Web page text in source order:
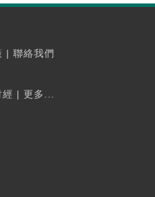
| 聯絡我們
| 更多...